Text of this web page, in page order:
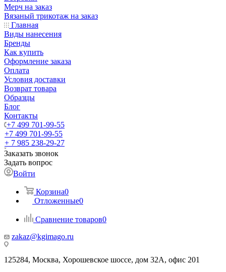
Мерч на заказ
Вязаный трикотаж на заказ
Главная
Виды нанесения
Бренды
Как купить
Оформление заказа
Оплата
Условия доставки
Возврат товара
Образцы
Блог
Контакты
+7 499 701-99-55
+7 499 701-99-55
+ 7 985 238-29-27
Заказать звонок
Задать вопрос
Войти
Корзина0
Отложенные0
Сравнение товаров0
zakaz@kgimago.ru
125284, Москва, Хорошевское шоссе, дом 32А, офис 201